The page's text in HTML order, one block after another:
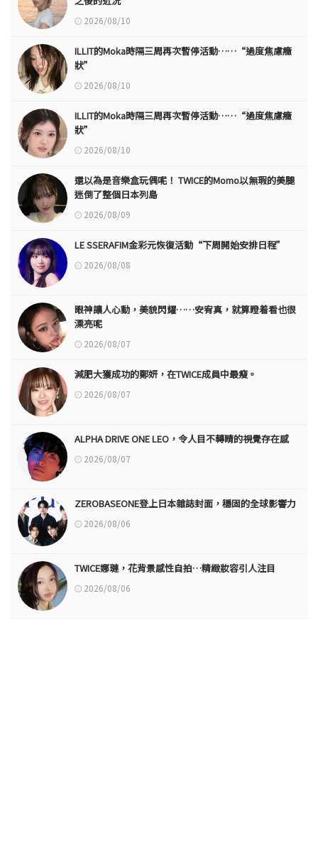
2026/08/10
ILLIT的Moka時隔三周再次暫停活動……“過度焦慮癥
狀”
2026/08/10
ILLIT的Moka時隔三周再次暫停活動……“過度焦慮癥
狀”
2026/08/10
還以為是音樂盒玩偶呢！ TWICE的Momo以無瑕的美腿
迷倒了整個日本列島
2026/08/09
LE SSERAFIM金彩元恢復活動“下周開始安排日程”
2026/08/08
眼神讓人心動，美貌閃耀……安宥真，就算瞪着看也很
漂亮呢
2026/08/07
減肥大獲成功的鄭妍，在TWICE成員中最瘦。
2026/08/07
ALPHA DRIVE ONE LEO，令人目不轉睛的視覺存在感
2026/08/07
ZEROBASEONE登上日本雜誌封面，穩固的全球影響力
2026/08/06
TWICE娜璉，花背景感性自拍…精緻妝容引人注目
2026/08/06